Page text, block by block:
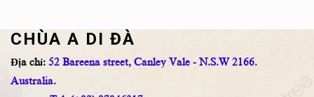
CHÙA A DI ĐÀ
Địa chỉ: 52 Bareena street, Canley Vale - N.S.W 2166.
Australia.